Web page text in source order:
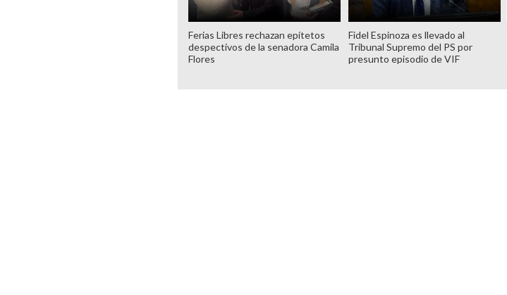
Ferias Libres rechazan epítetos
despectivos de la senadora Camila
Flores
Fidel Espinoza es llevado al
Tribunal Supremo del PS por
presunto episodio de VIF